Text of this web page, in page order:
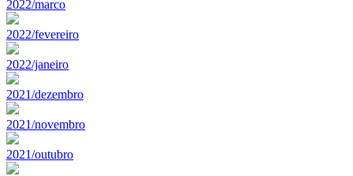
2022/marco
2022/fevereiro
2022/janeiro
2021/dezembro
2021/novembro
2021/outubro